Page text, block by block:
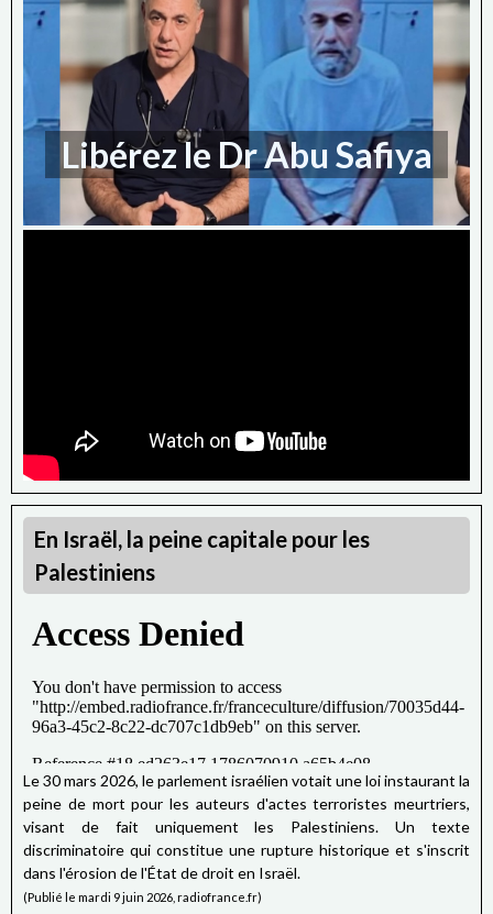
Libérez le Dr Abu Safiya
En Israël, la peine capitale pour les
Palestiniens
Le 30 mars 2026, le parlement israélien votait une loi instaurant la
peine de mort pour les auteurs d'actes terroristes meurtriers,
visant de fait uniquement les Palestiniens. Un texte
discriminatoire qui constitue une rupture historique et s'inscrit
dans l'érosion de l'État de droit en Israël.
(Publié le mardi 9 juin 2026, radiofrance.fr)